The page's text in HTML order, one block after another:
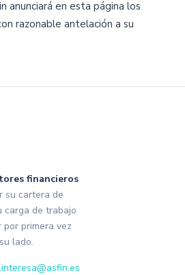
anunciará en esta página los
razonable antelación a su
financieros
su cartera de
carga de trabajo
primera vez
lado.